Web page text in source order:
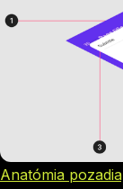
Anatómia